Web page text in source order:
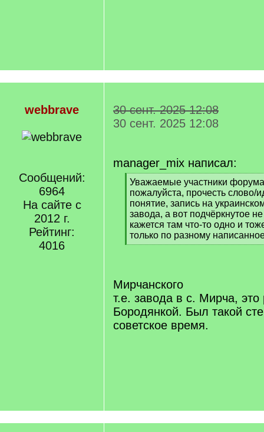
webbrave
Сообщений:
6964
На сайте с
2012 г.
Рейтинг:
4016
30 сент. 2025 12:08
30 сент. 2025 12:08
manager_mix написал:
[
q
]
Уважаемые участники
пожалуйста, прочесть слово/
понятие, запись на
завода, а вот подчёркнутое
кажется там что-то одно и
только по разному
[
Мирчанского
т.е. завода в с. Мирча,
Бородянкой. Был такой
советское время.